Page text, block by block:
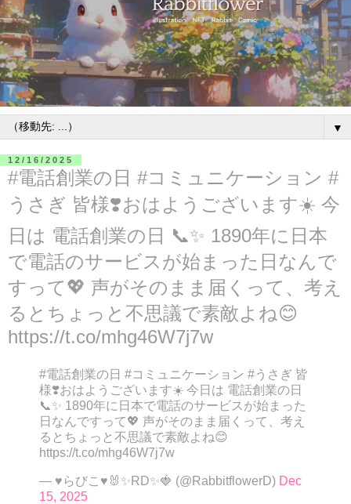
▼
12/16/2025
#電話創業の日 #コミュニケーション #
うさぎ 皆様❣️おはようございます☀️ 今
日は 電話創業の日 📞✨ 1890年に日本
で電話のサービスが始まった日なんで
すって💖 声がそのまま届くって、考え
るとちょっと不思議で素敵よね😊
https://t.co/mhg46W7j7w
#電話創業の日 #コミュニケーション #うさぎ 皆
様❣️おはようございます☀️ 今日は 電話創業の日
📞✨ 1890年に日本で電話のサービスが始まった
日なんですって💖 声がそのまま届くって、考え
るとちょっと不思議で素敵よね😊
https://t.co/mhg46W7j7w
— ♥らびこ♥🐰✨RD✨🍓 (@RabbitflowerD) Dec
15, 2025